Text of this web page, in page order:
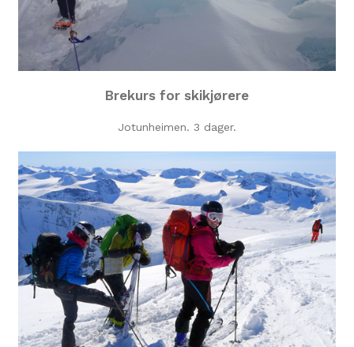
Brekurs for skikjørere
Jotunheimen. 3 dager.